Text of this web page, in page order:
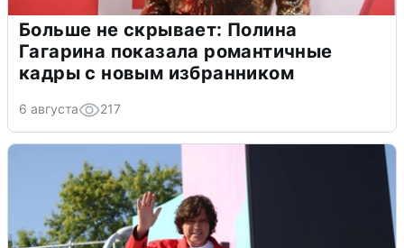
Больше не скрывает: Полина
Гагарина показала романтичные
кадры с новым избранником
6 августа 217